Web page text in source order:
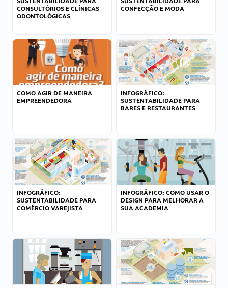
CONSULTÓRIOS E CLÍNICAS
ODONTOLÓGICAS
CONFECÇÃO E MODA
COMO AGIR DE MANEIRA
EMPREENDEDORA
INFOGRÁFICO:
SUSTENTABILIDADE PARA
BARES E RESTAURANTES
INFOGRÁFICO:
SUSTENTABILIDADE PARA
COMÉRCIO VAREJISTA
INFOGRÁFICO: COMO USAR O
DESIGN PARA MELHORAR A
SUA ACADEMIA